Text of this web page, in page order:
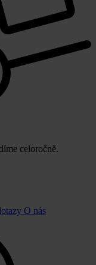
celoročně.
O nás